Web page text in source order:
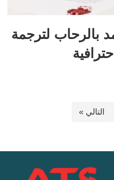
بالرحاب لترجمة
التالي »